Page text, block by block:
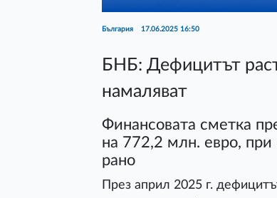
България 17.06.2025 16:50
БНБ: Дефицитът
намаляват
Финансовата сметка
на 772,2 млн. евро,
рано
През април 2025 г.